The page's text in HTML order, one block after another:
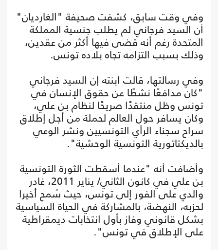
وفي وقت سابق، كشفت صحيفة "الغارديان"
أن السيد فرجاني لم يطلب جنسية المملكة
المتحدة رغم أنه قضى فيها أكثر من عقدين،
وذلك بسبب التزامه تجاه بلاده تونس.
وفي رسالتها، قالت ابنته إن السيد فرجاني
"كان مدافعًا نشطًا عن حقوق الإنسان في
تونس وظل منتقدًا صريحًا لنظام بن علي،
وكان يسافر حول العالم لحملة من أجل إطلاق
سراح سجناء الرأي التونسيين ونشر الوعي
بالديكتاتورية التونسية الوحشية".
وأضافت أنه "عندما أسقطت الثورة التونسية
بن علي في كانون الثاني/ يناير 2011، غادر
والدي على الفور إلى تونس، حيث سُمح أخيرا
لحزبه، النهضة، بالمشاركة في الحياة السياسية
بشكل قانوني وفاز بأول انتخابات ديمقراطية
على الإطلاق في تونس".